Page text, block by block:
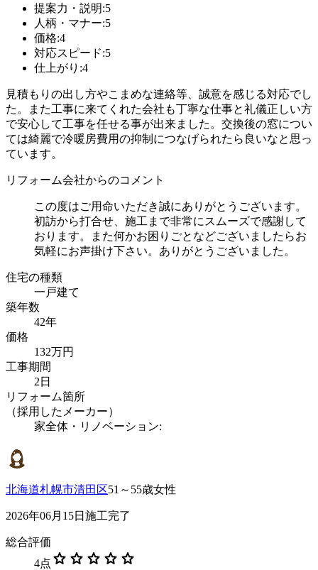
提案力・説明:5
人柄・マナー:5
価格:4
対応スピード:5
仕上がり:4
見積もりの出し方やこまめな連絡等、誠意を感じる対応でし
た。また工事に来てくれた会社も丁寧な仕事と礼儀正しい方
で安心して工事を任せる事が出来ました。交換後の窓につい
ては綺麗で冷暖房費用の抑制につなげられたら良いなと思っ
ています。
リフォーム会社からのコメント
この度はご用命いただき誠にありがとうございます。
初訪から打合せ、施工まで非常にスムーズで感謝して
おります。また何かお困りごとなどございましたらお
気軽にお声掛け下さい。ありがとうございました。
住宅の種類
一戸建て
築年数
42年
価格
132万円
工事期間
2日
リフォーム箇所
（採用したメーカー）
家全体・リノベーション:
北海道札幌市清田区51～55歳女性
2026年06月15日施工完了
総合評価
4点 star star star star star